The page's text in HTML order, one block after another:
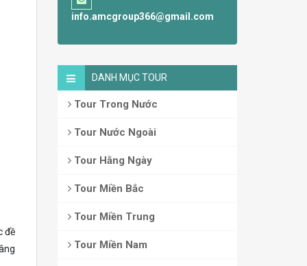
đề
info.amcgroup366@gmail.com
DANH MỤC TOUR
Tour Trong Nước
Tour Nước Ngoài
Tour Hằng Ngày
Tour Miền Bắc
Tour Miền Trung
Tour Miền Nam